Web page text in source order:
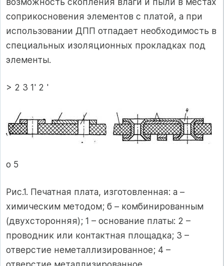
соприкосновения элементов с платой, а при
использовании ДПП отпадает необходимость в
специаль­ных изоляционных прокладках под
элементы.
> 2 3 1' 2 '
о 5
Рис.1. Печатная плата, изготовленная: а –
химическим методом; б – ком­бинированным
(двухсторонняя); 1 – основание платы: 2 –
проводник или контактная площадка; 3 –
отверстие неметаллизированное; 4 –